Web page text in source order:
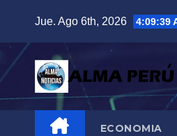
contenido
Jue. Ago 6th, 2026 4:09:40
ECONOMIA